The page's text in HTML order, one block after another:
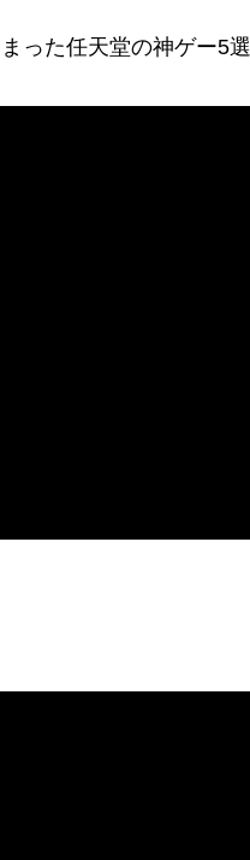
った任天堂の神ゲー5選